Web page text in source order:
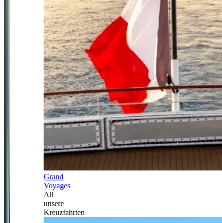
Grand
Voyages
All
unsere
Kreuzfahrten